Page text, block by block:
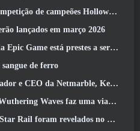
New Eridu na próxima atualização do Zenless Zone Zero
lançados em março 2026
está prestes a ser gratuito para jogar
de ferro
Ken Kim, sobre a MONGIL: Mergulho nas Estrelas
faz uma viagem ao “lado negro”
revelados no 4.1 Programa Especial